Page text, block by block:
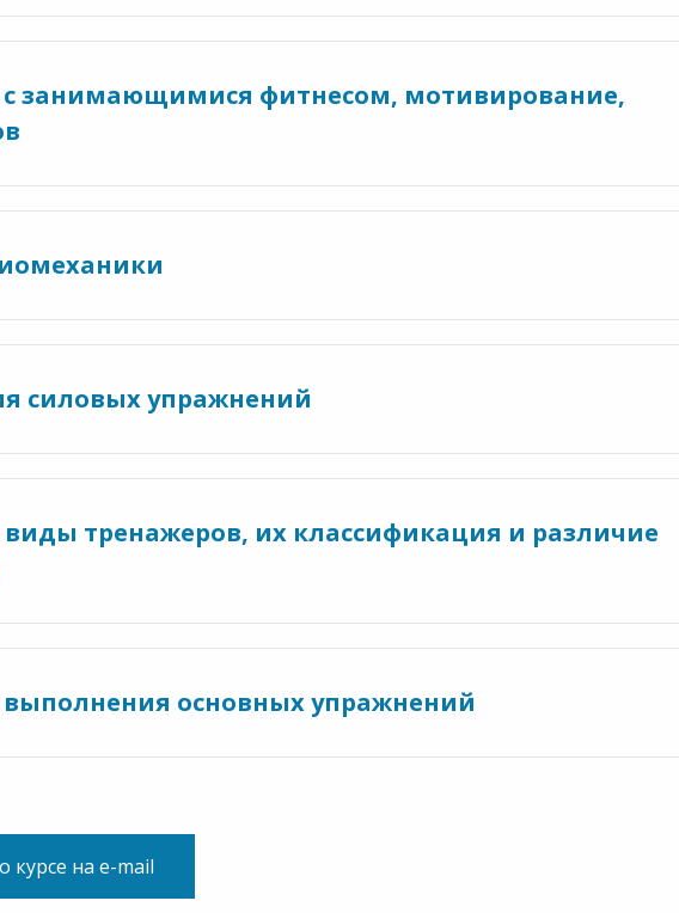
занимающимися фитнесом, мотивирование,
силовых упражнений
тренажеров, их классификация и различие
выполнения основных упражнений
на e-mail